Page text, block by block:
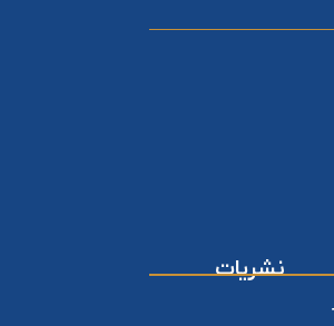
نشریات